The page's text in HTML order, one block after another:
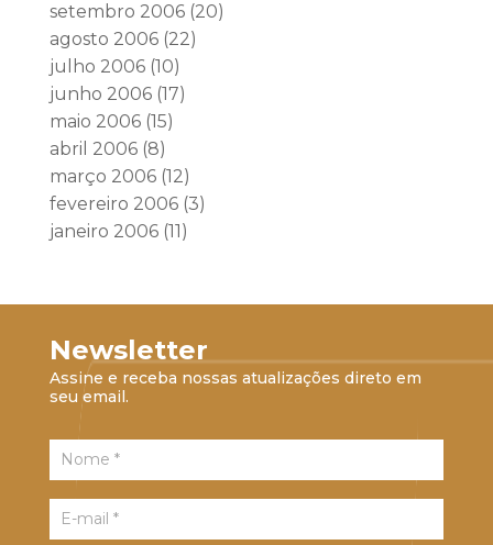
setembro 2006(20)
agosto 2006(22)
julho 2006(10)
junho 2006(17)
maio 2006(15)
abril 2006(8)
março 2006(12)
fevereiro 2006(3)
janeiro 2006(11)
Newsletter
Assine e receba nossas atualizações direto em
seu email.